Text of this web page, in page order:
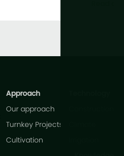
Approach
Our approach
Turnkey Projects
Cultivation